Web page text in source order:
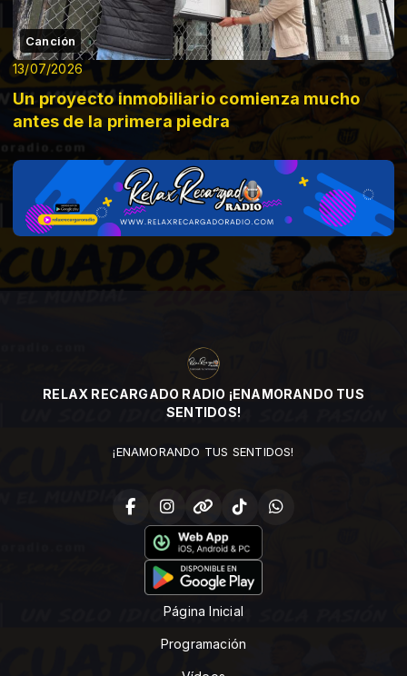
Canción
13/07/2026
Un proyecto inmobiliario comienza mucho
antes de la primera piedra
RELAX RECARGADO RADIO ¡ENAMORANDO TUS
SENTIDOS!
¡ENAMORANDO TUS SENTIDOS!
Página Inicial
Programación